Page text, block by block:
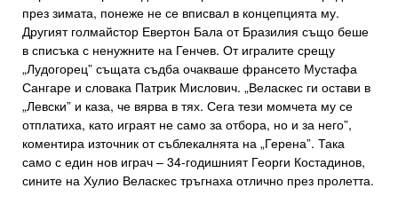
през зимата, понеже не се вписвал в концепцията му.
Другият голмайстор Евертон Бала от Бразилия също беше
в списъка с ненужните на Генчев. От игралите срещу
„Лудогорец” същата съдба очакваше франсето Мустафа
Сангаре и словака Патрик Мислович. „Веласкес ги остави в
„Левски” и каза, че вярва в тях. Сега тези момчета му се
отплатиха, като играят не само за отбора, но и за него”,
коментира източник от съблекалнята на „Герена”. Така
само с един нов играч – 34-годишният Георги Костадинов,
сините на Хулио Веласкес тръгнаха отлично през пролетта.